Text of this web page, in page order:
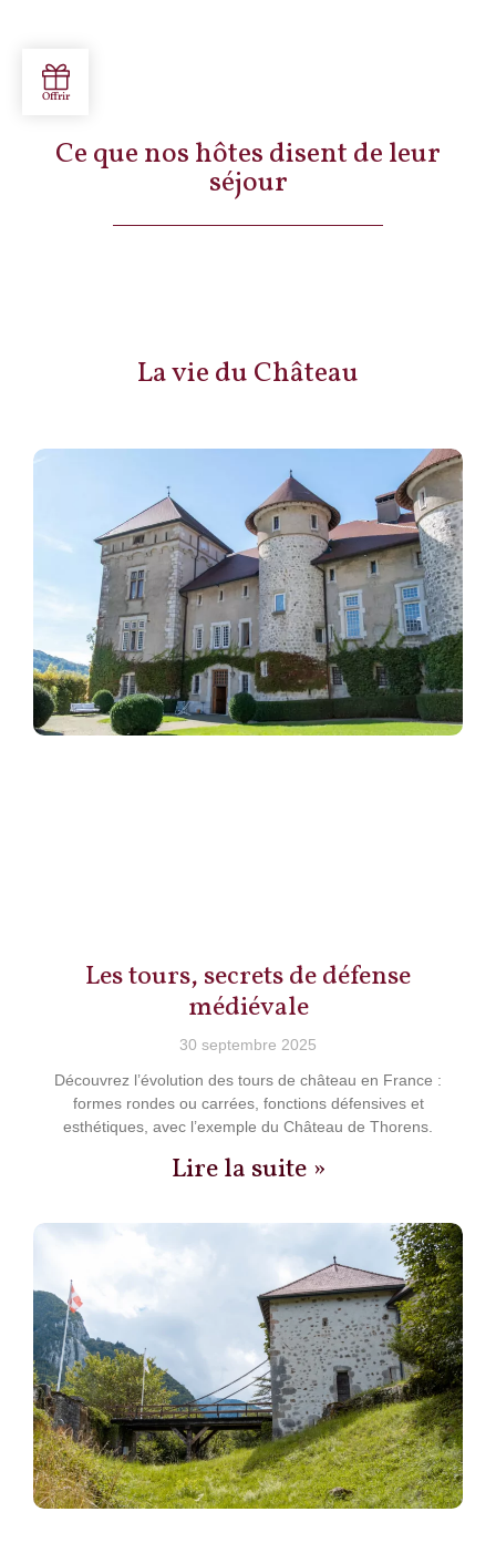
Ce que nos hôtes disent de leur
séjour
La vie du Château
Les tours, secrets de défense
médiévale
30 septembre 2025
Découvrez l’évolution des tours de château en France :
formes rondes ou carrées, fonctions défensives et
esthétiques, avec l’exemple du Château de Thorens.
Lire la suite »